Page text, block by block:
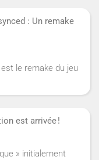
: Un remake
le remake du jeu
est arrivée !
» initialement